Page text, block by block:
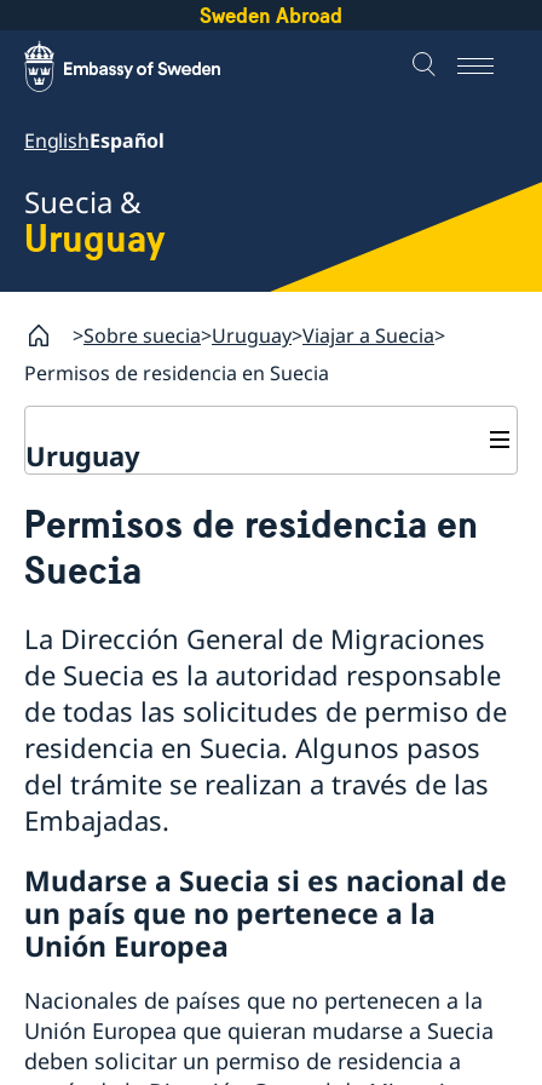
Sweden Abroad
EnglishEspañol
Suecia &
Uruguay
Sobre suecia Uruguay Viajar a Suecia
Permisos de residencia en Suecia
Uruguay
Visitar Suecia
Visitar Suecia por menos de 90 días
Estudiar en Suecia
Permisos de residencia en Suecia
Mudarse con alguien en Suecia
Trabajar en Suecia
Working Holiday
Control de pasaporte
Entrega de decisiones de permiso de residencia
Información útil para vivir en Suecia
Atención de servicios de migración en la Embajada
en Buenos Aires
Procesamiento de datos personales
Permisos de residencia en
Suecia
La Dirección General de Migraciones
de Suecia es la autoridad responsable
de todas las solicitudes de permiso de
residencia en Suecia. Algunos pasos
del trámite se realizan a través de las
Embajadas.
Mudarse a Suecia si es nacional de
un país que no pertenece a la
Unión Europea
Nacionales de países que no pertenecen a la
Unión Europea que quieran mudarse a Suecia
deben solicitar un permiso de residencia a